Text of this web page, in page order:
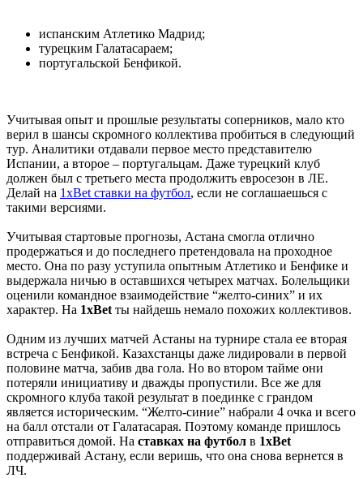
испанским Атлетико Мадрид;
турецким Галатасараем;
португальской Бенфикой.
Учитывая опыт и прошлые результаты соперников, мало кто
верил в шансы скромного коллектива пробиться в следующий
тур. Аналитики отдавали первое место представителю
Испании, а второе – португальцам. Даже турецкий клуб
должен был с третьего места продолжить евросезон в ЛЕ.
Делай на 1xBet ставки на футбол, если не соглашаешься с
такими версиями.
Учитывая стартовые прогнозы, Астана смогла отлично
продержаться и до последнего претендовала на проходное
место. Она по разу уступила опытным Атлетико и Бенфике и
выдержала ничью в оставшихся четырех матчах. Болельщики
оценили командное взаимодействие “желто-синих” и их
характер. На 1xBet ты найдешь немало похожих коллективов.
Одним из лучших матчей Астаны на турнире стала ее вторая
встреча с Бенфикой. Казахстанцы даже лидировали в первой
половине матча, забив два гола. Но во втором тайме они
потеряли инициативу и дважды пропустили. Все же для
скромного клуба такой результат в поединке с грандом
является историческим. “Желто-синие” набрали 4 очка и всего
на балл отстали от Галатасарая. Поэтому команде пришлось
отправиться домой. На ставках на футбол в 1xBet
поддерживай Астану, если веришь, что она снова вернется в
ЛЧ.